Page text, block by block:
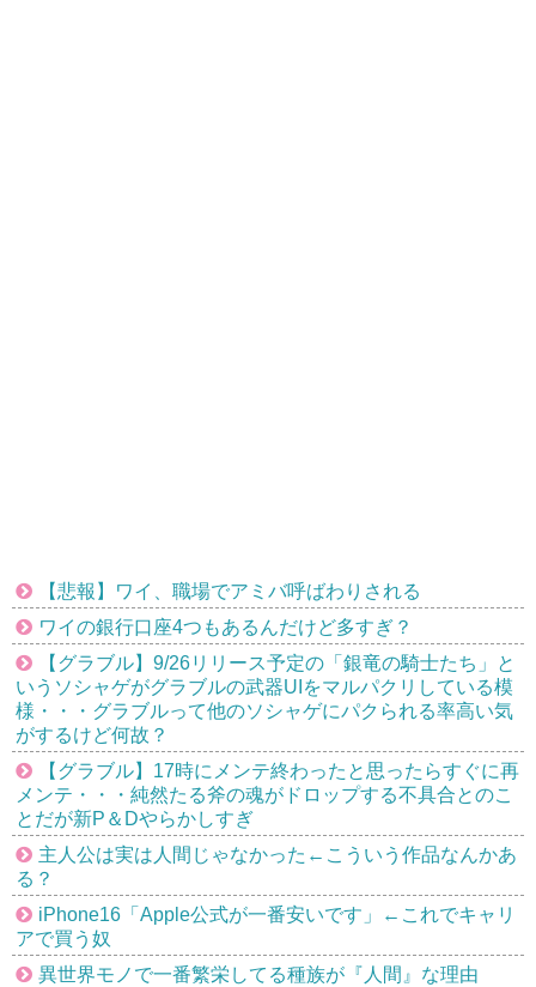
【悲報】ワイ、職場でアミバ呼ばわりされる
ワイの銀行口座4つもあるんだけど多すぎ？
【グラブル】9/26リリース予定の「銀竜の騎士たち」と
いうソシャゲがグラブルの武器UIをマルパクリしている模
様・・・グラブルって他のソシャゲにパクられる率高い気
がするけど何故？
【グラブル】17時にメンテ終わったと思ったらすぐに再
メンテ・・・純然たる斧の魂がドロップする不具合とのこ
とだが新P＆Dやらかしすぎ
主人公は実は人間じゃなかった←こういう作品なんかあ
る？
iPhone16「Apple公式が一番安いです」←これでキャリ
アで買う奴
異世界モノで一番繁栄してる種族が『人間』な理由